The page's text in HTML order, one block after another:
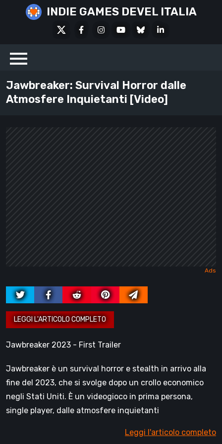
INDIE GAMES DEVEL ITALIA
FacebookInstagramYoutubeBlueskyLinkedIn
Jawbreaker: Survival Horror dalle
Atmosfere Inquietanti [Video]
Jawbreaker 2023 - First Trailer
Jawbreaker è un survival horror e stealth in arrivo alla
fine del 2023, che si svolge dopo un crollo economico
negli Stati Uniti. È un videogioco in prima persona,
single player, dalle atmosfere inquietanti
Leggi l'articolo completo